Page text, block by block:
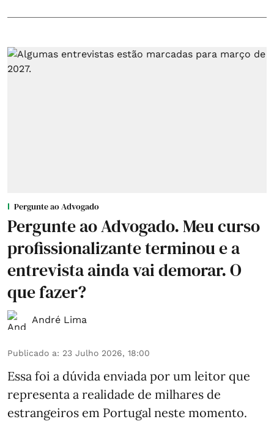
Pergunte ao Advogado
Pergunte ao Advogado. Meu curso
profissionalizante terminou e a
entrevista ainda vai demorar. O
que fazer?
André Lima
Publicado a: 23 Julho 2026, 18:00
Essa foi a dúvida enviada por um leitor que
representa a realidade de milhares de
estrangeiros em Portugal neste momento.